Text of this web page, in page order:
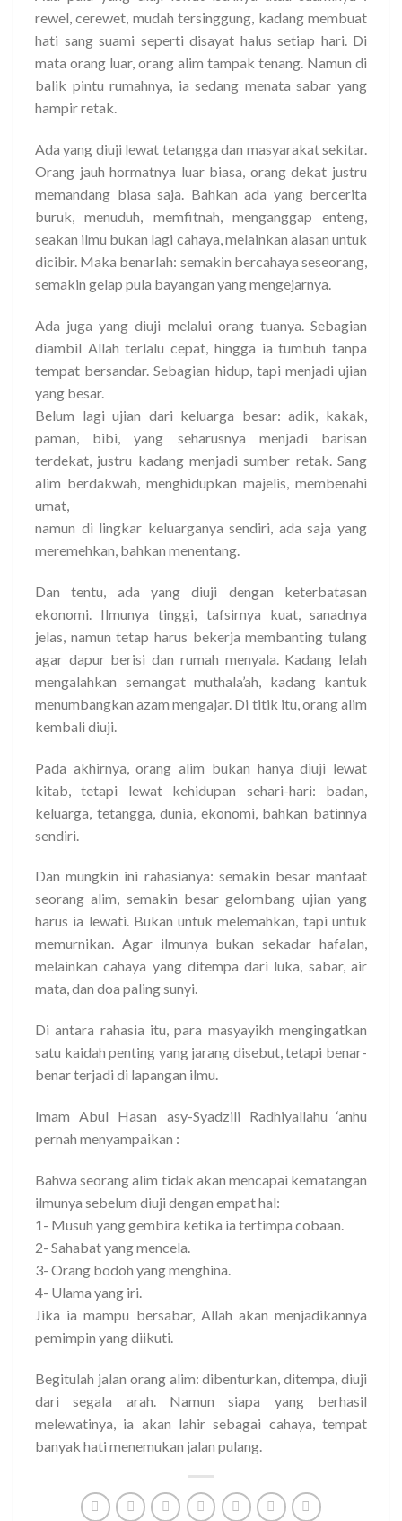
rewel, cerewet, mudah tersinggung, kadang membuat
hati sang suami seperti disayat halus setiap hari. Di
mata orang luar, orang alim tampak tenang. Namun di
balik pintu rumahnya, ia sedang menata sabar yang
hampir retak.
Ada yang diuji lewat tetangga dan masyarakat sekitar.
Orang jauh hormatnya luar biasa, orang dekat justru
memandang biasa saja. Bahkan ada yang bercerita
buruk, menuduh, memfitnah, menganggap enteng,
seakan ilmu bukan lagi cahaya, melainkan alasan untuk
dicibir. Maka benarlah: semakin bercahaya seseorang,
semakin gelap pula bayangan yang mengejarnya.
Ada juga yang diuji melalui orang tuanya. Sebagian
diambil Allah terlalu cepat, hingga ia tumbuh tanpa
tempat bersandar. Sebagian hidup, tapi menjadi ujian
yang besar.
Belum lagi ujian dari keluarga besar: adik, kakak,
paman, bibi, yang seharusnya menjadi barisan
terdekat, justru kadang menjadi sumber retak. Sang
alim berdakwah, menghidupkan majelis, membenahi
umat,
namun di lingkar keluarganya sendiri, ada saja yang
meremehkan, bahkan menentang.
Dan tentu, ada yang diuji dengan keterbatasan
ekonomi. Ilmunya tinggi, tafsirnya kuat, sanadnya
jelas, namun tetap harus bekerja membanting tulang
agar dapur berisi dan rumah menyala. Kadang lelah
mengalahkan semangat muthala’ah, kadang kantuk
menumbangkan azam mengajar. Di titik itu, orang alim
kembali diuji.
Pada akhirnya, orang alim bukan hanya diuji lewat
kitab, tetapi lewat kehidupan sehari-hari: badan,
keluarga, tetangga, dunia, ekonomi, bahkan batinnya
sendiri.
Dan mungkin ini rahasianya: semakin besar manfaat
seorang alim, semakin besar gelombang ujian yang
harus ia lewati. Bukan untuk melemahkan, tapi untuk
memurnikan. Agar ilmunya bukan sekadar hafalan,
melainkan cahaya yang ditempa dari luka, sabar, air
mata, dan doa paling sunyi.
Di antara rahasia itu, para masyayikh mengingatkan
satu kaidah penting yang jarang disebut, tetapi benar-
benar terjadi di lapangan ilmu.
Imam Abul Hasan asy-Syadzili Radhiyallahu ‘anhu
pernah menyampaikan :
Bahwa seorang alim tidak akan mencapai kematangan
ilmunya sebelum diuji dengan empat hal:
1- Musuh yang gembira ketika ia tertimpa cobaan.
2- Sahabat yang mencela.
3- Orang bodoh yang menghina.
4- Ulama yang iri.
Jika ia mampu bersabar, Allah akan menjadikannya
pemimpin yang diikuti.
Begitulah jalan orang alim: dibenturkan, ditempa, diuji
dari segala arah. Namun siapa yang berhasil
melewatinya, ia akan lahir sebagai cahaya, tempat
banyak hati menemukan jalan pulang.